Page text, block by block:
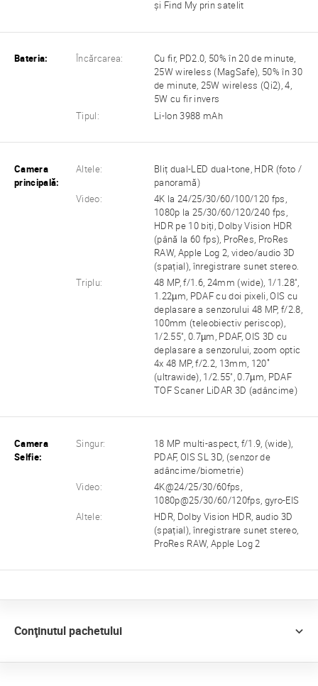
și Find My prin satelit
Bateria: Încărcarea:
Cu fir, PD2.0, 50% în 20 de minute,
25W wireless (MagSafe), 50% în 30
de minute, 25W wireless (Qi2), 4,
5W cu fir invers
Tipul:
Li-Ion 3988 mAh
Camera
principală:
Altele:
Bliț dual-LED dual-tone, HDR (foto /
panoramă)
Video:
4K la 24/25/30/60/100/120 fps,
1080p la 25/30/60/120/240 fps,
HDR pe 10 biți, Dolby Vision HDR
(până la 60 fps), ProRes, ProRes
RAW, Apple Log 2, video/audio 3D
(spațial), înregistrare sunet stereo.
Triplu:
48 MP, f/1.6, 24mm (wide), 1/1.28",
1.22µm, PDAF cu doi pixeli, OIS cu
deplasare a senzorului 48 MP, f/2.8,
100mm (teleobiectiv periscop),
1/2.55", 0.7µm, PDAF, OIS 3D cu
deplasare a senzorului, zoom optic
4x 48 MP, f/2.2, 13mm, 120˚
(ultrawide), 1/2.55", 0.7µm, PDAF
TOF Scaner LiDAR 3D (adâncime)
Camera
Selfie:
Singur:
18 MP multi-aspect, f/1.9, (wide),
PDAF, OIS SL 3D, (senzor de
adâncime/biometrie)
Video:
4K@24/25/30/60fps,
1080p@25/30/60/120fps, gyro-EIS
Altele:
HDR, Dolby Vision HDR, audio 3D
(spațial), înregistrare sunet stereo,
ProRes RAW, Apple Log 2
Conţinutul pachetului